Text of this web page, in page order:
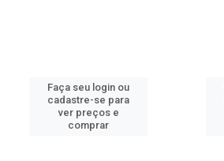
Faça seu login ou
cadastre-se para
ver preços e
comprar